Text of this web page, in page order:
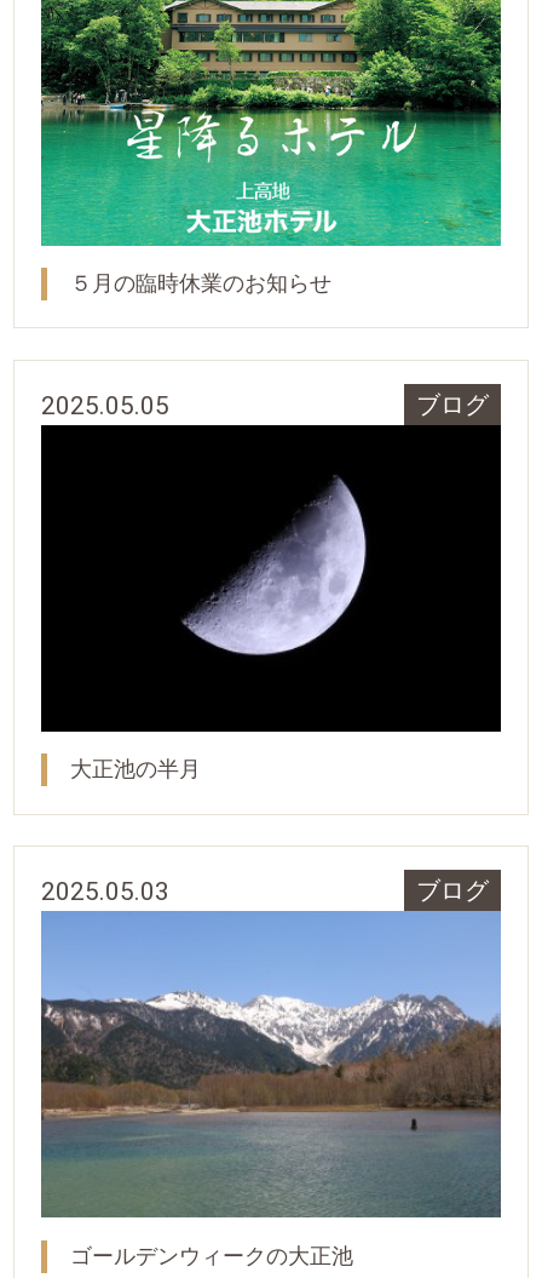
５月の臨時休業のお知らせ
2025.05.05 ブログ
大正池の半月
2025.05.03 ブログ
ゴールデンウィークの大正池